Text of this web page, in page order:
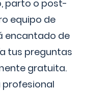
parto o post-
equipo de
encantado de
tus preguntas
gratuita.